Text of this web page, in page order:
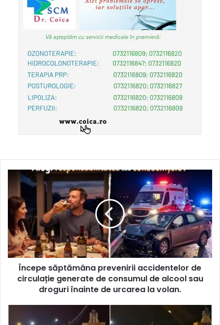
Începe săptămâna prevenirii accidentelor de
circulație generate de consumul de alcool sau
droguri înainte de urcarea la volan.